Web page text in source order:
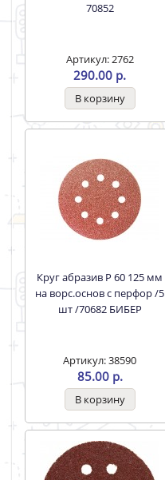
70852
Артикул: 2762
290.00 р.
Круг абразив Р 60 125 мм
на ворс.основ с перфор /5
шт /70682 БИБЕР
Артикул: 38590
85.00 р.